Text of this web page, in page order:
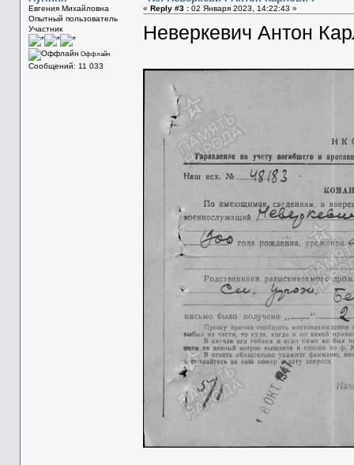
Евгения Михайловна
Опытный пользователь
Участник
Оффлайн
Сообщений: 11 033
« Reply #3 :02 Января 2023, 14:22:43 »
Неверкевич Антон